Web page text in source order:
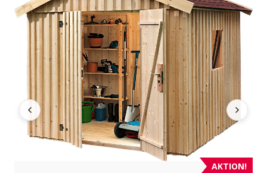
AKTION!